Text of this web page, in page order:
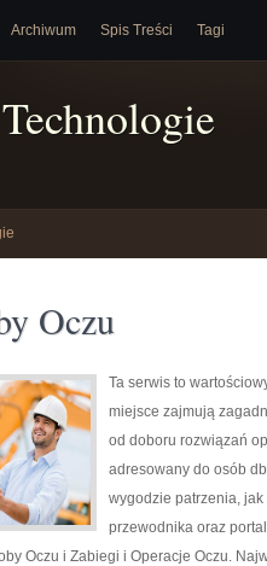
Archiwum Spis Treści Tagi
Oczu
Ta serwis to
miejsce zajmują
od doboru rozwiązań
adresowany do osób
wygodzie patrzenia,
przewodnika oraz
Oczu i Zabiegi i Operacje Oczu.